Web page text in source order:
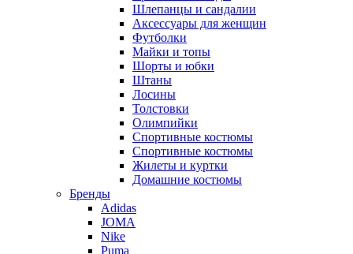
Шлепанцы и сандалии
Аксессуары для женщин
Футболки
Майки и топы
Шорты и юбки
Штаны
Лосины
Толстовки
Олимпийки
Спортивные костюмы
Спортивные костюмы
Жилеты и куртки
Домашние костюмы
Бренды
Adidas
JOMA
Nike
Puma